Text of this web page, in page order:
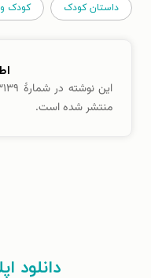
داستان کودک کودک
منتشر شده است.
دانلود